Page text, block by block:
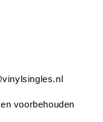
voorbehouden